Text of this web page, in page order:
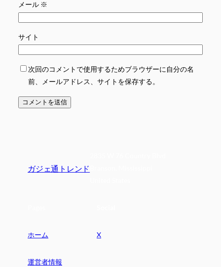
メール ※
サイト
次回のコメントで使用するためブラウザーに自分の名
前、メールアドレス、サイトを保存する。
ガジェ通トレンド
ホーム
運営者情報
X